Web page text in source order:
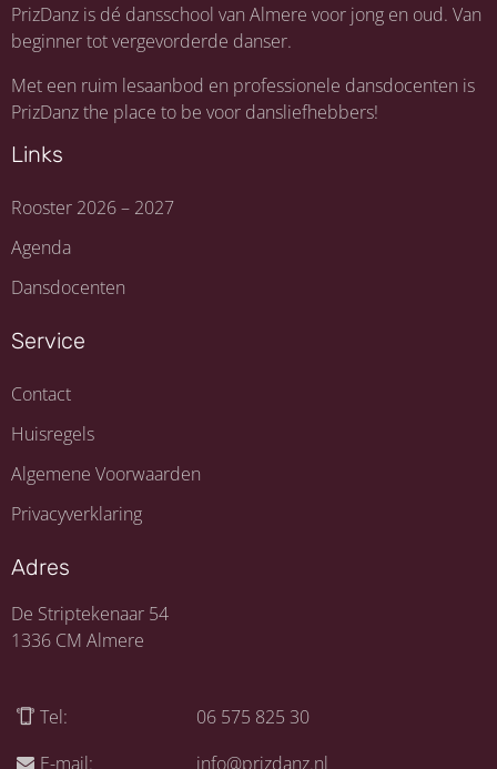
PrizDanz is dé dansschool van Almere voor jong en oud. Van
beginner tot vergevorderde danser.
Met een ruim lesaanbod en professionele dansdocenten is
PrizDanz the place to be voor dansliefhebbers!
Links
Rooster 2026 – 2027
Agenda
Dansdocenten
Service
Contact
Huisregels
Algemene Voorwaarden
Privacyverklaring
Adres
De Striptekenaar 54
1336 CM Almere
Tel:
06 575 825 30
E-mail:
info@prizdanz.nl